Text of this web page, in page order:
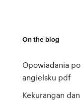
On the blog
Opowiadania po
angielsku pdf
Kekurangan dan